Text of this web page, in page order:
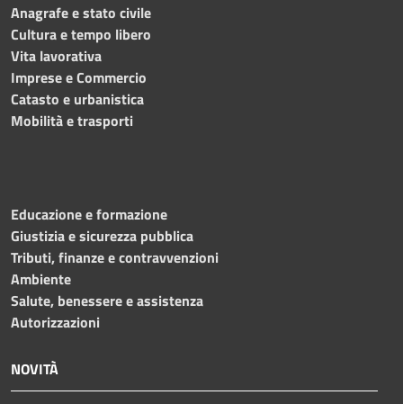
Anagrafe e stato civile
Cultura e tempo libero
Vita lavorativa
Imprese e Commercio
Catasto e urbanistica
Mobilità e trasporti
Educazione e formazione
Giustizia e sicurezza pubblica
Tributi, finanze e contravvenzioni
Ambiente
Salute, benessere e assistenza
Autorizzazioni
NOVITÀ